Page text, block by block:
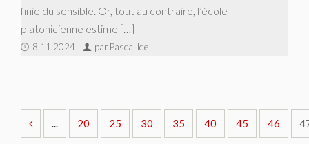
finie du sensible. Or, tout au contraire, l’école
platonicienne estime […]
8.11.2024 par Pascal Ide
... 20 25 30 35 40 45 46